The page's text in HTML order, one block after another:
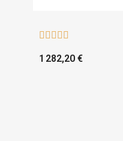
    
1 282,20 €